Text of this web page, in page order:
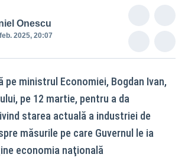
Onescu
2025, 20:07
pe ministrul Economiei, Bogdan Ivan,
pe 12 martie, pentru a da
starea actuală a industriei de
măsurile pe care Guvernul le ia
economia naţională